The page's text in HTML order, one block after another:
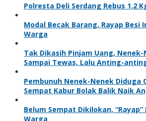
Polresta Deli Serdang Rebus 1,2
Modal Becak Barang, Rayap Besi
Warga
Tak Dikasih Pinjam Uang,
Sampai Tewas, Lalu Anting-
Pembunuh Nenek-Nenek Diduga
Sempat Kabur Bolak Balik Naik
Belum Sempat Dikilokan,
Warga